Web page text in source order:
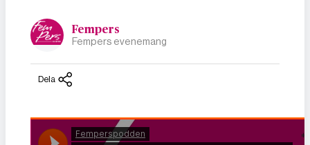
Fempers
Fempers evenemang
Dela